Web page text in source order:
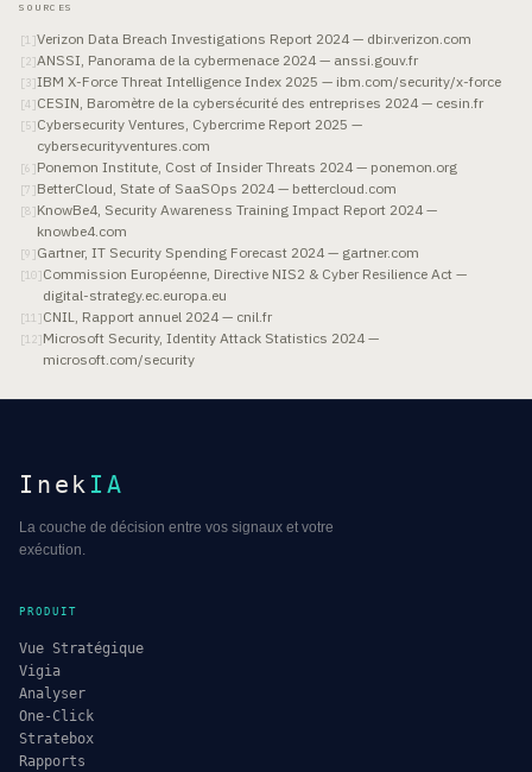
SOURCES
[1 ]Verizon Data Breach Investigations Report 2024 — dbir.verizon.com
[2]ANSSI, Panorama de la cybermenace 2024 — anssi.gouv.fr
[ 3]IBM X-Force Threat Intelligence Index 2025 — ibm.com/security/x-force
[4 ]CESIN, Baromètre de la cybersécurité des entreprises 2024 — cesin.fr
[5]Cybersecurity Ventures, Cybercrime Report 2025 —
cybersecurityventures.com
[6 ]Ponemon Institute, Cost of Insider Threats 2024 — ponemon.org
[7 ]BetterCloud, State of SaaSOps 2024 — bettercloud.com
[8]KnowBe4, Security Awareness Training Impact Report 2024 —
knowbe4.com
[9 ]Gartner, IT Security Spending Forecast 2024 — gartner.com
[10]Commission Européenne, Directive NIS2 & Cyber Resilience Act —
digital-strategy.ec.europa.eu
[11 ]CNIL, Rapport annuel 2024 — cnil.fr
[12]Microsoft Security, Identity Attack Statistics 2024 —
microsoft.com/security
Inek IA
La couche de décision entre vos signaux et votre
exécution.
PRODUIT
Vue Stratégique
Vigia
Analyser
One-Click
Stratebox
Rapports